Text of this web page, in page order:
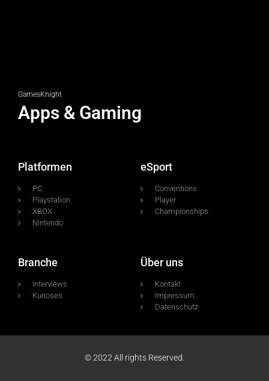
GamesKnight
Apps & Gaming
Platformen
PC
Playstation
XBOX
Nintendo
eSport
Conventions
Player
Championships
Branche
Interviews
Kurioses
Über uns
Kontakt
Impressum
Datenschutz
© 2022 All rights Reserved.